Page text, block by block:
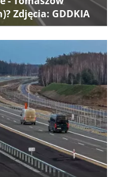
Zdjęcia: GDDKIA